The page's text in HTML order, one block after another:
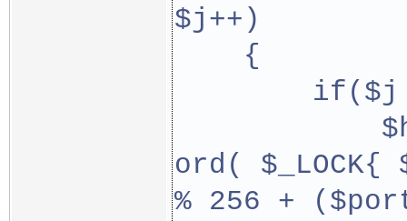
$j++)
{
if($j
$h =
ord(
% 256 +